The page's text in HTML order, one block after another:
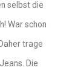
selbst die
War schon
trage
Die